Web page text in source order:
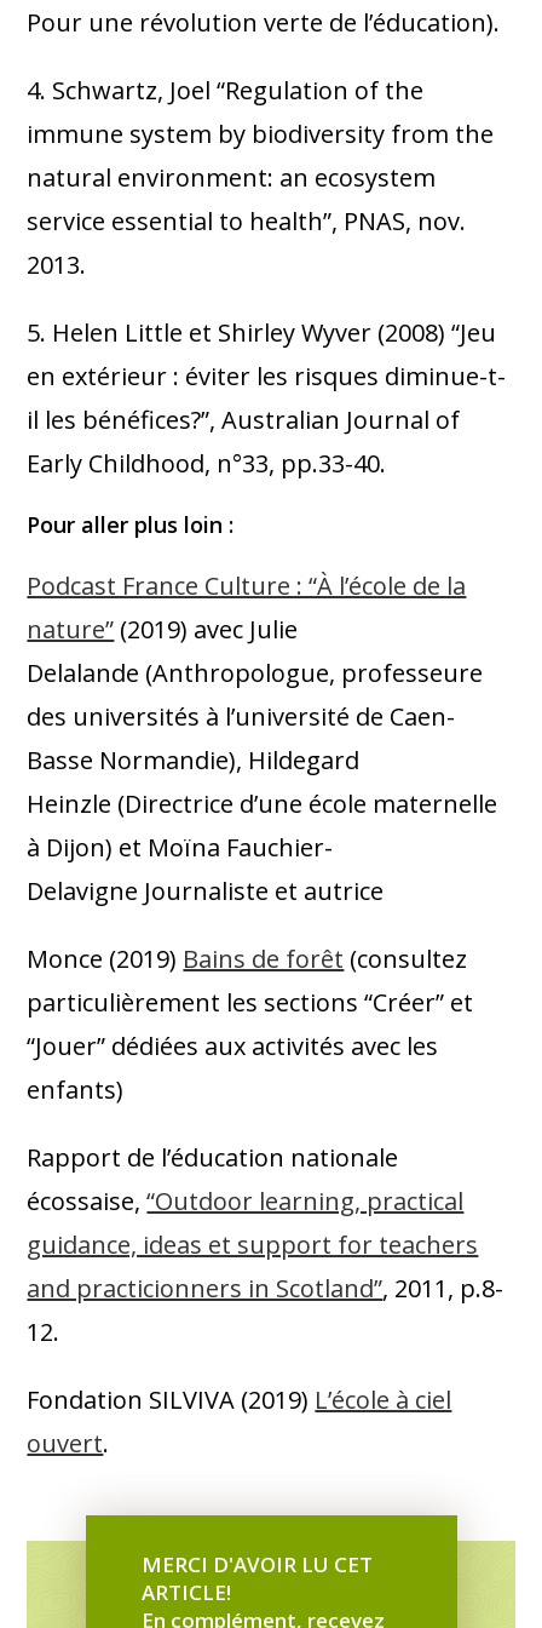
décisions.L’accent mis sur le
immédiatement à l’accélération des
fonctions exécutives des enfants. En
psychologie, les fonctions exécutives sont
un ensemble hétérogènes d’opérations
dites “de haut niveau”. On trouve, par
exemple, la planification, la mise en place
de stratégies pour atteindre un but,
l’organisation, etc.
3. Développement corporel
Par ailleurs,l’apprentissage en nature
l’ensemble des fonctions psycho-
corporelles.Il ne se limite pas au cerveau
ou aux fonctions dites “intellectuelles” ou
“analytiques”.
se construit, se vit et s’actualise en
permanence avec et en fonction même de
notre corps, et de notre corps en relation
active, sensorielle et motrice en interaction
physique avec le monde”
au dehors est quetout s’effectue en
même temps
(cerveau, cœur, estomac…). Pas étonnant,
donc, que, en apprenant en mouvement,
Pour une révolution verte de l’éducation).
4. Schwartz, Joel “Regulation of the
immune system by biodiversity from the
natural environment: an ecosystem
service essential to health”, PNAS, nov.
2013.
5. Helen Little et Shirley Wyver (2008) “Jeu
en extérieur : éviter les risques diminue-t-
il les bénéfices?”, Australian Journal of
Early Childhood, n°33, pp.33-40.
Pour aller plus loin :
Podcast France Culture : “À l’école de la
nature” (2019) avec Julie
Delalande (Anthropologue, professeure
des universités à l’université de Caen-
Basse Normandie), Hildegard
Heinzle (Directrice d’une école maternelle
à Dijon) et Moïna Fauchier-
Delavigne Journaliste et autrice
Monce (2019) Bains de forêt (consultez
particulièrement les sections “Créer” et
“Jouer” dédiées aux activités avec les
enfants)
Rapport de l’éducation nationale
écossaise,“Outdoor learning, practical
guidance, ideas et support for teachers
and practicionners in Scotland”, 2011, p.8-
12.
Fondation SILVIVA (2019) L’école à ciel
ouvert.
MERCI D'AVOIR LU CET
ARTICLE!
En complément, recevez